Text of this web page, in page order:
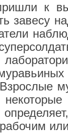
к
завесу